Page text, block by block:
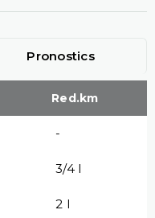
Pronostics
Red.km
-
3/4 l
2 l